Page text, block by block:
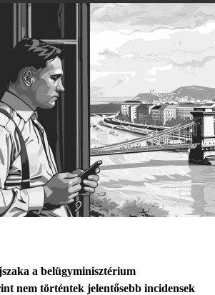
a belügyminisztérium
nem történtek jelentősebb incidensek